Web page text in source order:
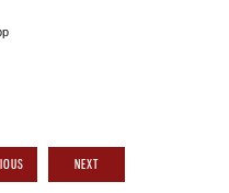
NEXT